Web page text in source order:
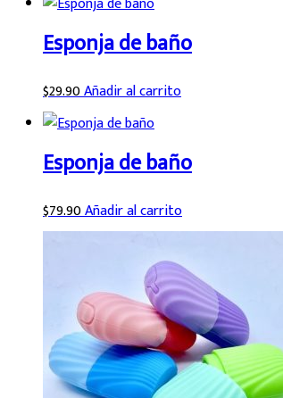
Esponja de baño
$29.90Añadir al carrito
Esponja de baño
$79.90Añadir al carrito